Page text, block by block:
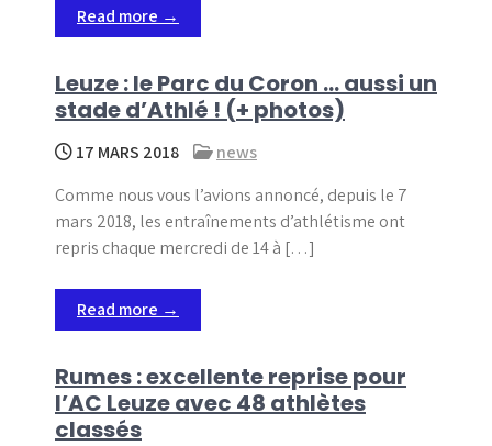
Read more →
Leuze : le Parc du Coron … aussi un
stade d’Athlé ! (+ photos)
17 MARS 2018
news
Comme nous vous l’avions annoncé, depuis le 7
mars 2018, les entraînements d’athlétisme ont
repris chaque mercredi de 14 à […]
Read more →
Rumes : excellente reprise pour
l’AC Leuze avec 48 athlètes
classés